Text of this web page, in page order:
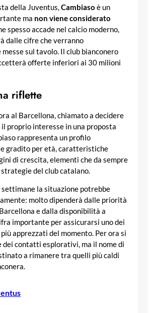
della Juventus,Cambiaso è un
ma non viene considerato
spesso accade nel calcio moderno,
dalle cifre che verranno
sul tavolo. Il club bianconero
offerte inferiori ai 30 milioni
riflette
al Barcellona, chiamato a decidere
proprio interesse in una proposta
rappresenta un profilo
gradito per età, caratteristiche
di crescita, elementi che da sempre
del club catalano.
settimane la situazione potrebbe
molto dipenderà dalle priorità
e dalla disponibilità a
importante per assicurarsi uno dei
apprezzati del momento. Per ora si
dei contatti esplorativi, ma il nome di
a rimanere tra quelli più caldi